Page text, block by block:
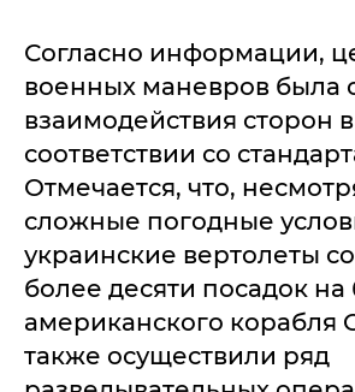
Согласно информации,
военных маневров была
взаимодействия сторон в
соответствии со
Отмечается, что,
сложные погодные
украинские вертолеты
более десяти посадок на
американского корабля
также осуществили ряд